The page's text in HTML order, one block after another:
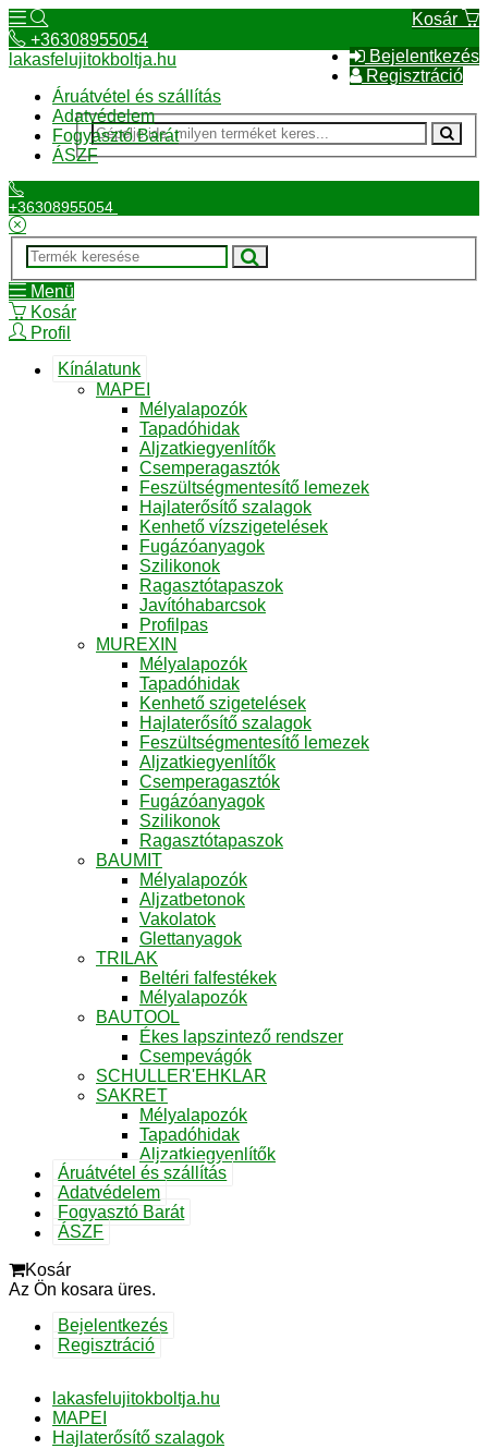
Kosár
Bejelentkezés
Regisztráció
+36308955054
lakasfelujitokboltja.hu
Áruátvétel és szállítás
Adatvédelem
Fogyasztó Barát
ÁSZF
+36308955054
Menü
Kosár
Profil
Kínálatunk
MAPEI
Mélyalapozók
Tapadóhidak
Aljzatkiegyenlítők
Csemperagasztók
Feszültségmentesítő lemezek
Hajlaterősítő szalagok
Kenhető vízszigetelések
Fugázóanyagok
Szilikonok
Ragasztótapaszok
Javítóhabarcsok
Profilpas
MUREXIN
Mélyalapozók
Tapadóhidak
Kenhető szigetelések
Hajlaterősítő szalagok
Feszültségmentesítő lemezek
Aljzatkiegyenlítők
Csemperagasztók
Fugázóanyagok
Szilikonok
Ragasztótapaszok
BAUMIT
Mélyalapozók
Aljzatbetonok
Vakolatok
Glettanyagok
TRILAK
Beltéri falfestékek
Mélyalapozók
BAUTOOL
Ékes lapszintező rendszer
Csempevágók
SCHULLER'EHKLAR
SAKRET
Mélyalapozók
Tapadóhidak
Aljzatkiegyenlítők
Áruátvétel és szállítás
Adatvédelem
Fogyasztó Barát
ÁSZF
Kosár
Az Ön kosara üres.
Bejelentkezés
Regisztráció
lakasfelujitokboltja.hu
MAPEI
Hajlaterősítő szalagok